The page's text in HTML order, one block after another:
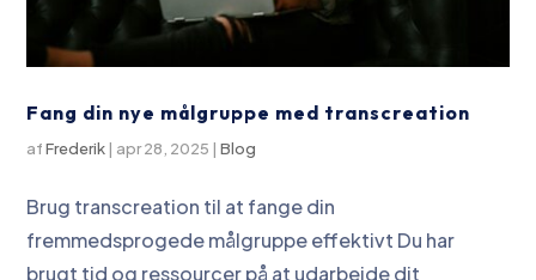
Fang din nye målgruppe med transcreation
afFrederik| apr 28, 2025 |Blog
Brug transcreation til at fange din
fremmedsprogede målgruppe effektivt Du har
brugt tid og ressourcer på at udarbejde dit